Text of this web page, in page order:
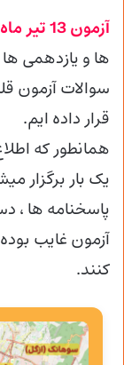
آزمون 13 تیر ماه 1404 قلم چی :
ها و یازدهمی
قرار داده ایم.
یک بار برگزار
پاسخنامه ها ،
آزمون غایب
کنند.